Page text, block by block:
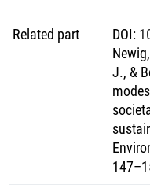
Related part DOI:
J., &
die gezielte Verbreitung
sich positiv auf die
Dieser Befund deckt
Praktiker an integrative
die sich aus der
hinaus zeigen die
wissenschaftlichen
Intensität der
Zielkonflikt zwischen